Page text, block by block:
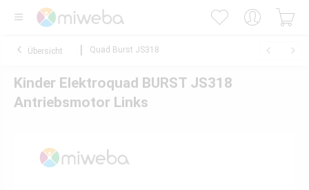
Übersicht Quad Burst JS318
Kinder Elektroquad BURST JS318
Antriebsmotor Links